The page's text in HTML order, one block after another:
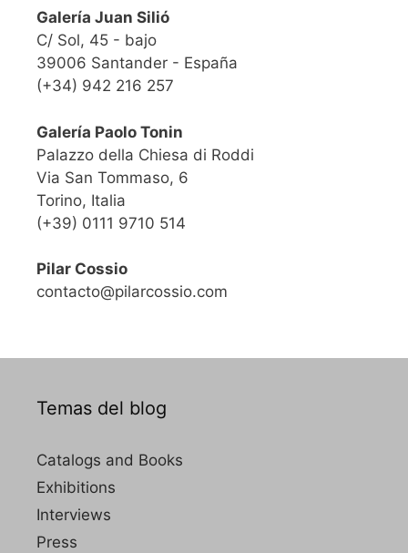
Galería Juan Silió
C/ Sol, 45 - bajo
39006 Santander - España
(+34) 942 216 257
Galería Paolo Tonin
Palazzo della Chiesa di Roddi
Via San Tommaso, 6
Torino, Italia
(+39) 0111 9710 514
Pilar Cossio
contacto@pilarcossio.com
Temas del blog
Catalogs and Books
Exhibitions
Interviews
Press